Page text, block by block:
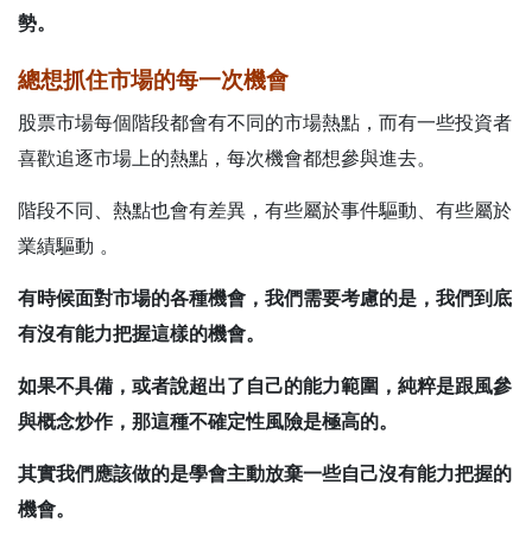
勢。
總想抓住市場的每一次機會
股票市場每個階段都會有不同的市場熱點，而有一些投資者
喜歡追逐市場上的熱點，每次機會都想參與進去。
階段不同、熱點也會有差異，有些屬於事件驅動、有些屬於
業績驅動 。
有時候面對市場的各種機會，我們需要考慮的是，我們到底
有沒有能力把握這樣的機會。
如果不具備，或者說超出了自己的能力範圍，純粹是跟風參
與概念炒作，那這種不確定性風險是極高的。
其實我們應該做的是學會主動放棄一些自己沒有能力把握的
機會。